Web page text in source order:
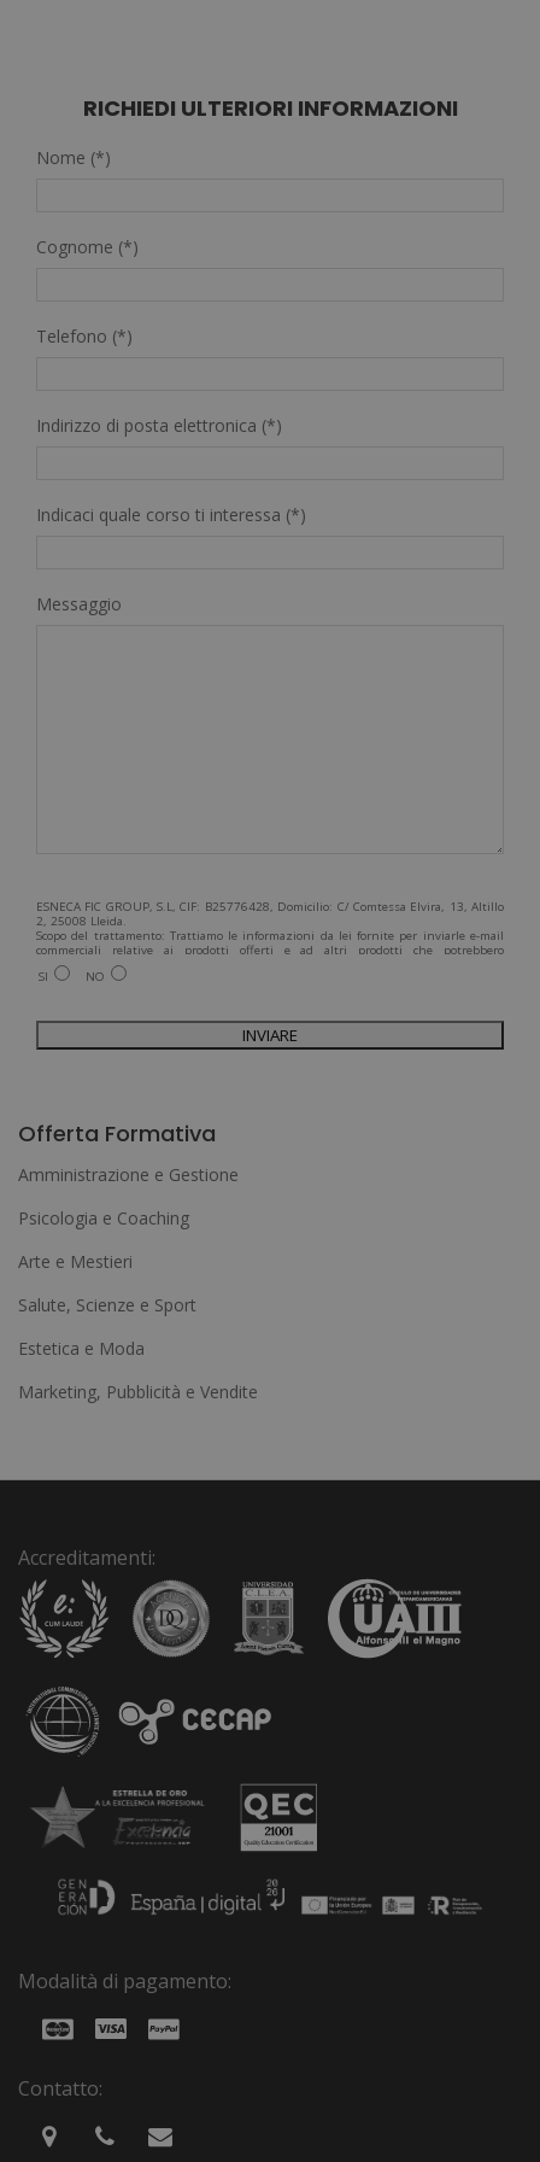
1.920,00€.480,00€.
RICHIEDI ULTERIORI INFORMAZIONI
Nome (*)
Cognome (*)
Telefono (*)
Indirizzo di posta elettronica (*)
Indicaci quale corso ti interessa (*)
Messaggio
ESNECA FIC GROUP, S.L, CIF: B25776428, Domicilio: C/ Comtessa Elvira, 13, Altillo
2, 25008 Lleida.
Scopo del trattamento: Trattiamo le informazioni da lei fornite per inviarle e-mail
commerciali relative ai prodotti offerti e ad altri prodotti che potrebbero
interessarla. Legittimazione del trattamento: Consenso dell'interessato. Diritti:
Può esercitare i suoi diritti identificandosi sufficientemente e contattandoci
ricevere informazioni commerciali (per telefono e/o via e-mail):
SI NO
l
r
n
a
v
Offerta Formativa
Amministrazione e Gestione
Psicologia e Coaching
Arte e Mestieri
Salute, Scienze e Sport
Estetica e Moda
Marketing, Pubblicità e Vendite
Accreditamenti:
Modalità di pagamento:
Contatto: